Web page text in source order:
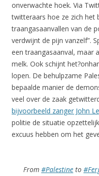
onverwachte hoek. Via
twitteraars hoe ze zich het
traangasaanvallen van de
verdwijnt de pijn vanzelf”.
een traangasaanval, maar
melk. Ook schijnt
lopen. De behulpzame
bepaalde manier de
veel over de zaak
bijvoorbeeld zanger John
politie de situatie
excuus hebben om het
From #Palestine to